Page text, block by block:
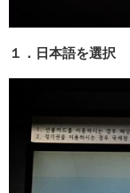
１．日本語を選択